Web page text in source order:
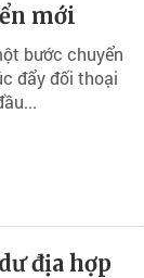
mới
bước chuyển
đẩy đối thoại
địa hợp